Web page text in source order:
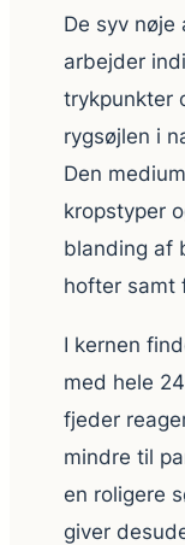
De syv
arbejder
trykpunkter
rygsøjlen i
Den
kropstyper
blanding af
hofter
I kernen
med hele
fjeder
mindre til
en roligere
giver